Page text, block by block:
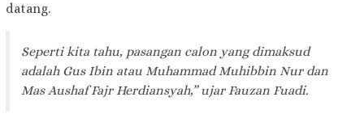
datang.
Seperti kita tahu, pasangan calon yang dimaksud
adalah Gus Ibin atau Muhammad Muhibbin Nur dan
Mas Aushaf Fajr Herdiansyah,” ujar Fauzan Fuadi.